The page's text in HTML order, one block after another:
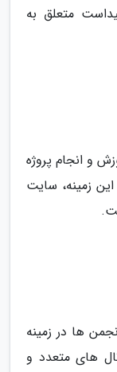
متعلق به
و انجام پروژه
زمینه، سایت
ها در زمینه
های متعدد و